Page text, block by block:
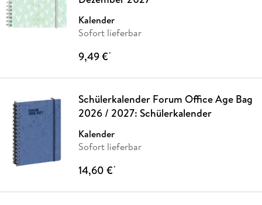
Kalender
Sofort lieferbar
9,49 €*
Schülerkalender Forum Office Age Bag
2026 / 2027: Schülerkalender
Kalender
Sofort lieferbar
14,60 €*